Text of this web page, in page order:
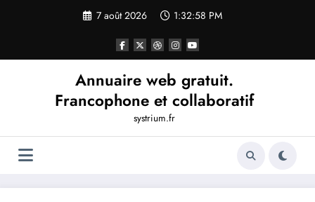
7 août 2026 1:32:59 PM
Annuaire web gratuit.
Francophone et collaboratif
systrium.fr